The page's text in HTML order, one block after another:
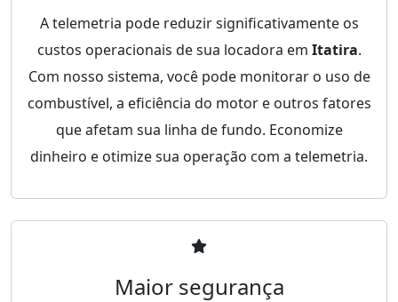
A telemetria pode reduzir significativamente os
custos operacionais de sua locadora em Itatira.
Com nosso sistema, você pode monitorar o uso de
combustível, a eficiência do motor e outros fatores
que afetam sua linha de fundo. Economize
dinheiro e otimize sua operação com a telemetria.
Maior segurança